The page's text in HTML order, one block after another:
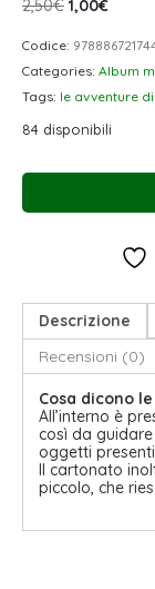
2,50€ 1,00€
Codice:
Categories: Album
Tags: le avventure
84 disponibili
Descrizione
Recensioni (0)
Cosa dicono
All’interno è
così da
oggetti
Il cartonato
piccolo, che